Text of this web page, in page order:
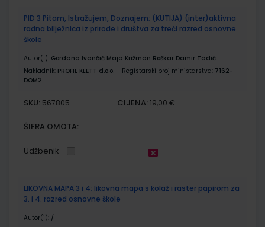
PID 3 Pitam, Istražujem, Doznajem; (KUTIJA) (inter)aktivna
radna bilježnica iz prirode i društva za treći razred osnovne
škole
Autor(i): Gordana Ivančić Maja Križman Roškar Damir Tadić
Nakladnik: PROFIL KLETT d.o.o. Registarski broj ministarstva: 7162-
DOM2
SKU: 567805 CIJENA: 19,00 €
ŠIFRA OMOTA:
Udžbenik
LIKOVNA MAPA 3 i 4; likovna mapa s kolaž i raster papirom za
3. i 4. razred osnovne škole
Autor(i): /